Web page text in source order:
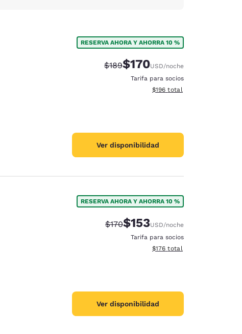
RESERVA AHORA Y AHORRA 10 %
Precio tachado:
$189Precio con descuento:
$170USD/noche
Tarifa para socios
Ver detalles del total
$196 total
Ver disponibilidad
RESERVA AHORA Y AHORRA 10 %
Precio tachado:
$170Precio con descuento:
$153USD/noche
Tarifa para socios
Ver detalles del total
$176 total
Ver disponibilidad